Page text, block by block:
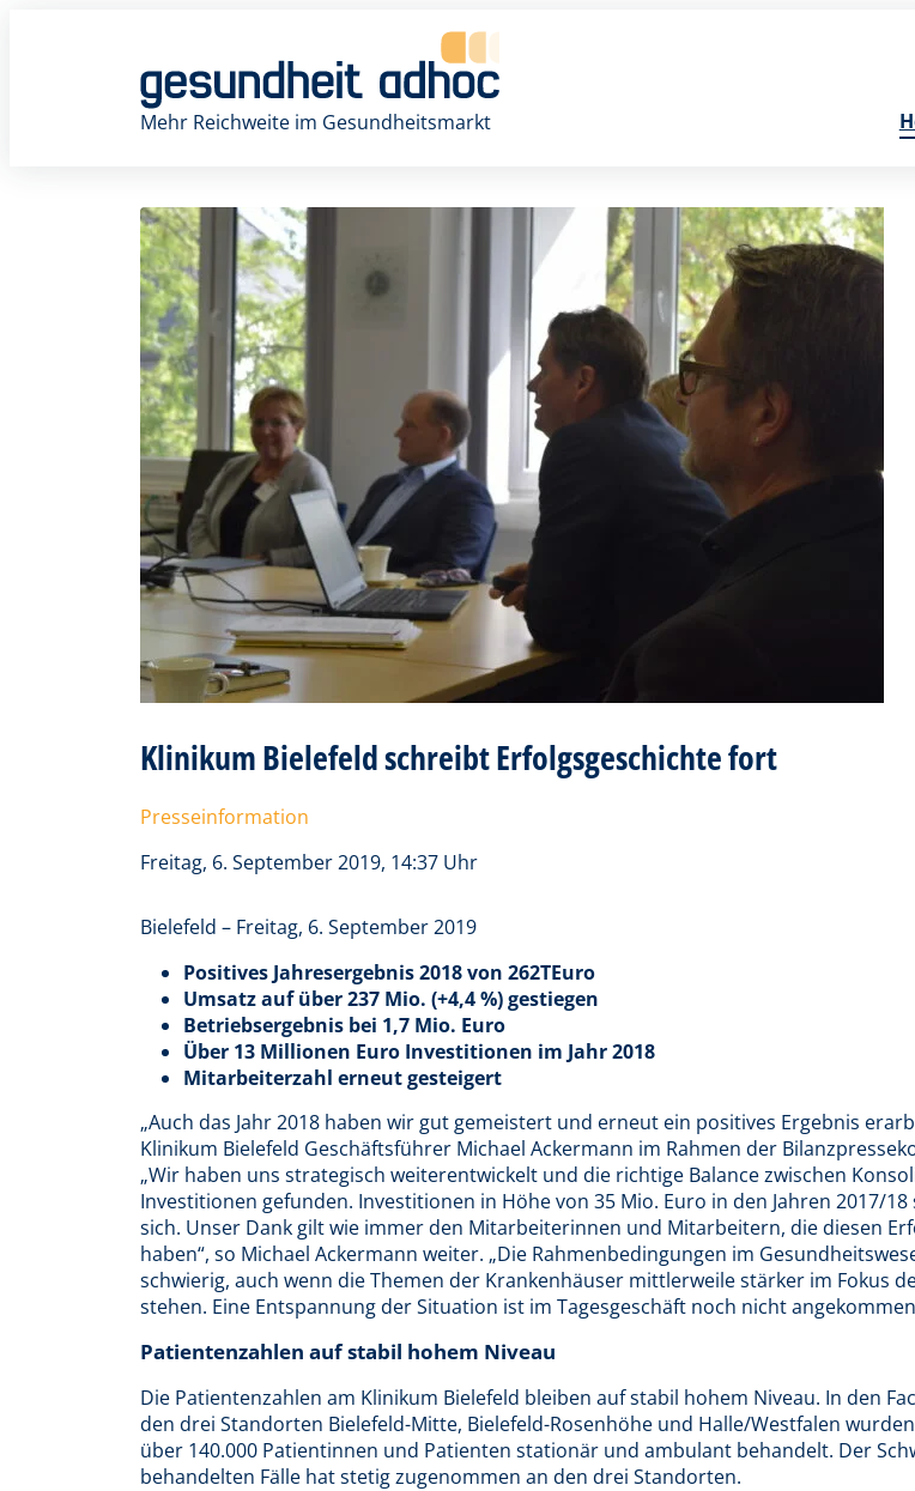
Mehr Reichweite im Gesundheitsmarkt
Klinikum Bielefeld schreibt Erfolgsgeschichte fort
Presseinformation
Freitag, 6. September 2019, 14:37 Uhr
Bielefeld – Freitag, 6. September 2019
Positives Jahresergebnis 2018 von 262TEuro
Umsatz auf über 237 Mio. (+4,4 %) gestiegen
Betriebsergebnis bei 1,7 Mio. Euro
Über 13 Millionen Euro Investitionen im Jahr 2018
Mitarbeiterzahl erneut gesteigert
„Auch das Jahr 2018 haben wir gut gemeistert und erneut ein positives Ergebnis
Klinikum Bielefeld Geschäftsführer Michael Ackermann im Rahmen der
„Wir haben uns strategisch weiterentwickelt und die richtige Balance zwischen
Investitionen gefunden. Investitionen in Höhe von 35 Mio. Euro in den Jahren 2017/
sich. Unser Dank gilt wie immer den Mitarbeiterinnen und Mitarbeitern, die diesen
haben“, so Michael Ackermann weiter. „Die Rahmenbedingungen im
schwierig, auch wenn die Themen der Krankenhäuser mittlerweile stärker im Fokus
stehen. Eine Entspannung der Situation ist im Tagesgeschäft noch nicht
Patientenzahlen auf stabil hohem Niveau
Die Patientenzahlen am Klinikum Bielefeld bleiben auf stabil hohem Niveau. In den
den drei Standorten Bielefeld-Mitte, Bielefeld-Rosenhöhe und Halle/Westfalen
über 140.000 Patientinnen und Patienten stationär und ambulant behandelt. Der
behandelten Fälle hat stetig zugenommen an den drei Standorten.